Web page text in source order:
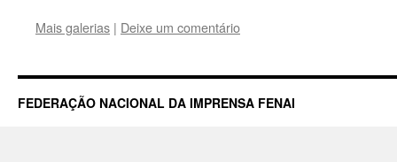
Mais galerias | Deixe um comentário
FEDERAÇÃO NACIONAL DA IMPRENSA FENAI